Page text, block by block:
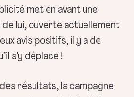
met en avant une
lui, ouverte actuellement
avis positifs, il y a de
s’y déplace !
résultats, la campagne